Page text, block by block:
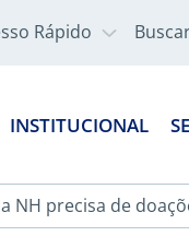
Rápido
INSTITUCIONAL
NH precisa de